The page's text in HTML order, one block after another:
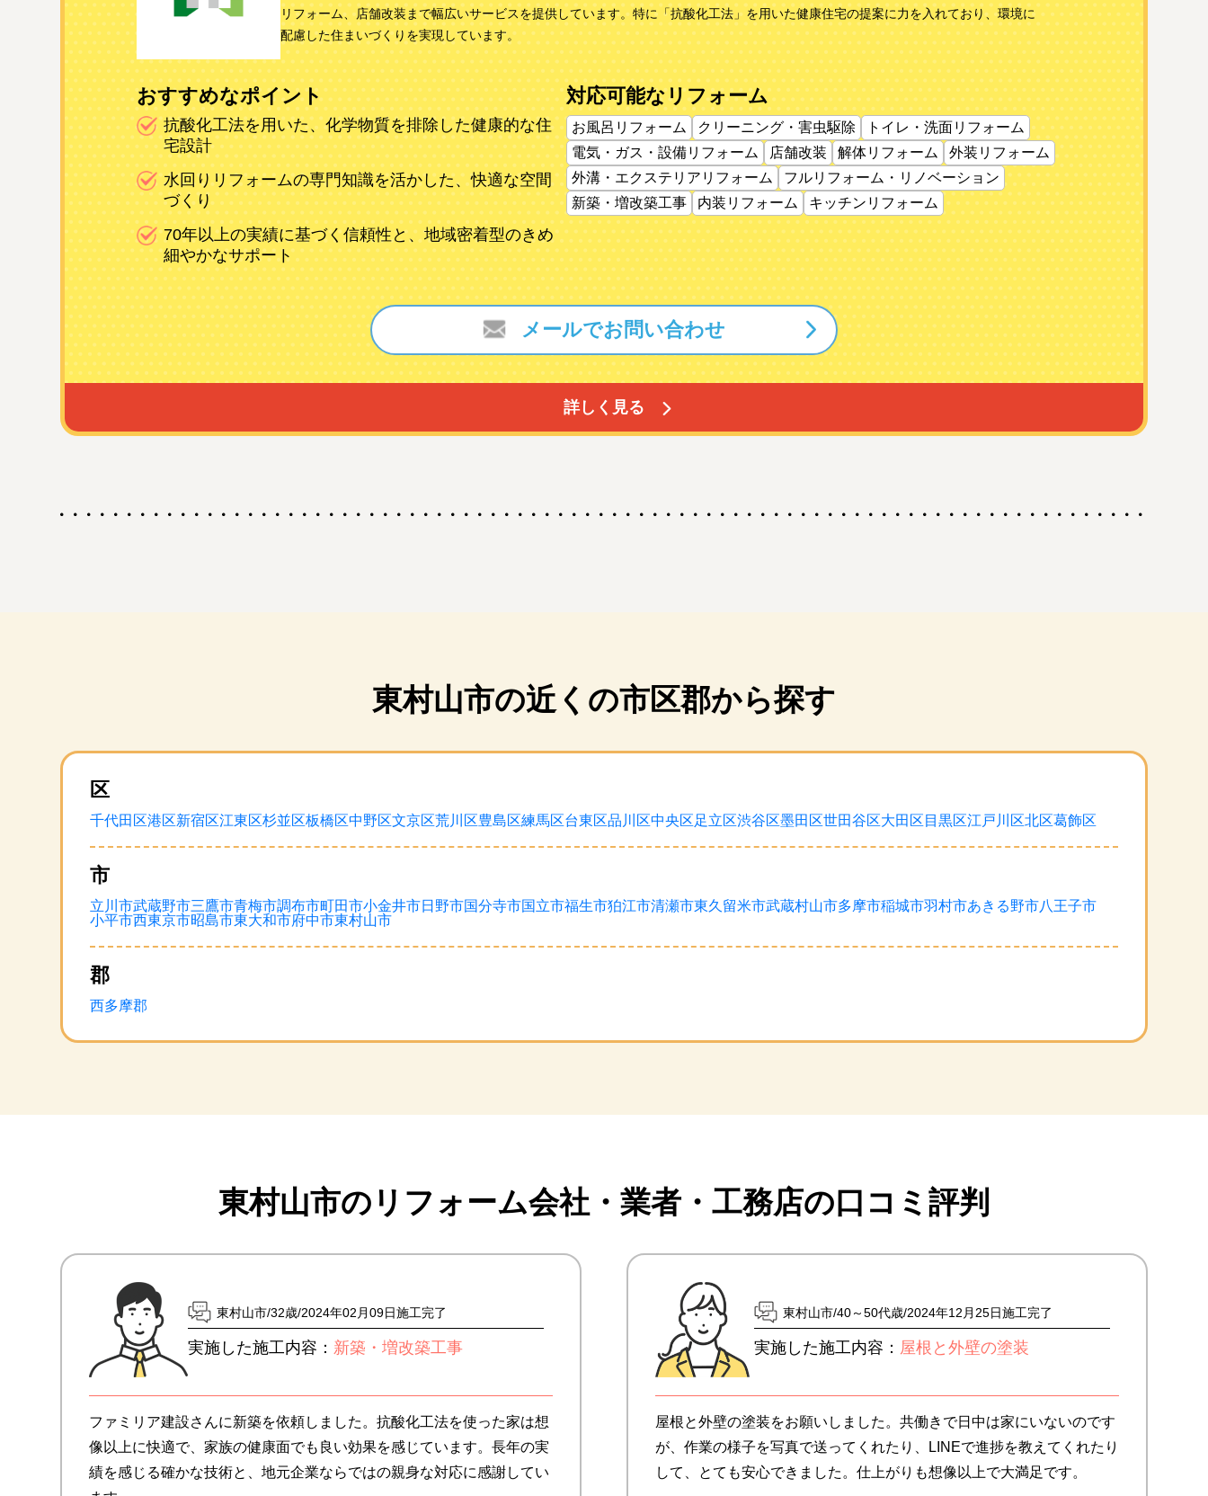
リフォーム、店舗改装まで幅広いサービスを提供しています。特に「抗酸化工法」を用いた健康住宅の提案に力を入れており、環境に
配慮した住まいづくりを実現しています。
おすすめなポイント
抗酸化工法を用いた、化学物質を排除した健康的な住
宅設計
水回りリフォームの専門知識を活かした、快適な空間
づくり
70年以上の実績に基づく信頼性と、地域密着型のきめ
細やかなサポート
対応可能なリフォーム
お風呂リフォーム クリーニング・害虫駆除
トイレ・洗面リフォーム
電気・ガス・設備リフォーム
店舗改装 解体リフォーム
外装リフォーム
外溝・エクステリアリフォーム
フルリフォーム・リノベーション
新築・増改築工事
内装リフォーム キッチンリフォーム
詳しく見る
メールでお問い合わせ
東村山市の近くの市区郡から探す
区
千代田区港区新宿区江東区杉並区板橋区中野区文京区荒川区豊島区練馬区台東区品川区中央区足立区渋谷区墨田区世田谷区大田区 目黒区江戸川区北区葛飾区
市
立川市武蔵野市三鷹市青梅市調布市町田市小金井市日野市国分寺市国立市福生市狛江市清瀬市東久留米市武蔵村山市多摩市稲城市羽村市あきる野市八王子市
小平市西東京市昭島市東大和市府中市東村山市
郡
西多摩郡
東村山市のリフォーム会社・業者・ 工務店の口コミ評判
東村山市 32歳 2024年02月09日施工完了
実施した施工内容： 新築・増改築工事
ファミリア建設さんに新築を依頼しました。抗酸化工法を使った家は想
像以上に快適で、家族の健康面でも良い効果を感じています。長年の実
績を感じる確かな技術と、地元企業ならではの親身な対応に感謝してい
東村山市 40～50代歳 2024年12月25日施工完了
実施した施工内容： 屋根と外壁の塗装
屋根と外壁の塗装をお願いしました。共働きで日中は家にいないのです
が、作業の様子を写真で送ってくれたり、LINEで進捗を教えてくれたり
して、とても安心できました。仕上がりも想像以上で大満足です。